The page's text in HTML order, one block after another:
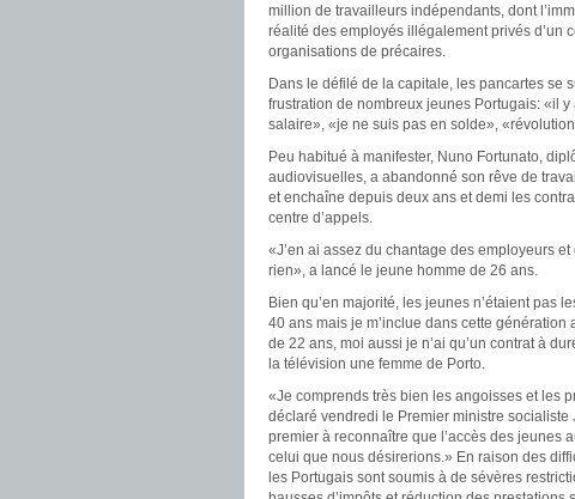
million de travailleurs indépendants, dont
réalité des employés illégalement privés d’un
organisations de précaires.
Dans le défilé de la capitale, les pancartes se
frustration de nombreux jeunes Portugais: «il y
salaire», «je ne suis pas en solde»,
Peu habitué à manifester, Nuno Fortunato,
audiovisuelles, a abandonné son rêve de
et enchaîne depuis deux ans et demi les
centre d’appels.
«J’en ai assez du chantage des employeurs
rien», a lancé le jeune homme de 26 ans.
Bien qu’en majorité, les jeunes n’étaient pas
40 ans mais je m’inclue dans cette génération
de 22 ans, moi aussi je n’ai qu’un contrat à
la télévision une femme de Porto.
«Je comprends très bien les angoisses et les
déclaré vendredi le Premier ministre socialiste
premier à reconnaître que l’accès des jeunes
celui que nous désirerions.» En raison des
les Portugais sont soumis à de sévères